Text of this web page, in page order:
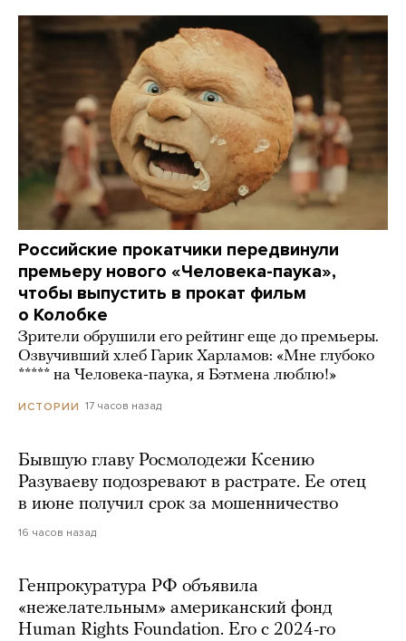
Российские прокатчики передвинули
премьеру нового «Человека-паука»,
чтобы выпустить в прокат фильм
о Колобке
Зрители обрушили его рейтинг еще до премьеры.
Озвучивший хлеб Гарик Харламов: «Мне глубоко
***** на Человека-паука, я Бэтмена люблю!»
ИСТОРИИ 17 часов назад
Бывшую главу Росмолодежи Ксению
Разуваеву подозревают в растрате. Ее отец
в июне получил срок за мошенничество
16 часов назад
Генпрокуратура РФ объявила
«нежелательным» американский фонд
Human Rights Foundation. Его с 2024-го